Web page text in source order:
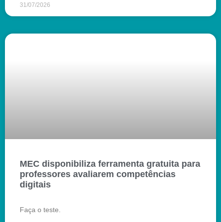
31/07/2026
MEC disponibiliza ferramenta gratuita para
professores avaliarem competências
digitais
Faça o teste.